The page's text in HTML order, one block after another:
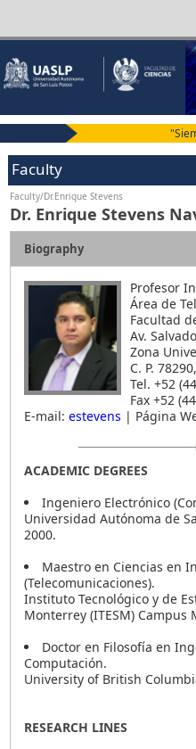
Faculty
Faculty/Dr.Enrique Stevens
Dr. Enrique Stevens
Biography
Profesor
Área de
Facultad
Av.
Zona
C. P.
Tel. +52
Fax +52
E-mail:estevens | Página
ACADEMIC DEGREES
Ingeniero Electrónico
Universidad Autónoma de
2000.
Maestro en Ciencias en
(Telecomunicaciones).
Instituto Tecnológico y de
Monterrey (ITESM) Campus
Doctor en Filosofía en
Computación.
University of British
RESEARCH LINES